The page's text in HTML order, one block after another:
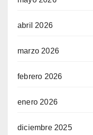
abril 2026
marzo 2026
febrero 2026
enero 2026
diciembre 2025